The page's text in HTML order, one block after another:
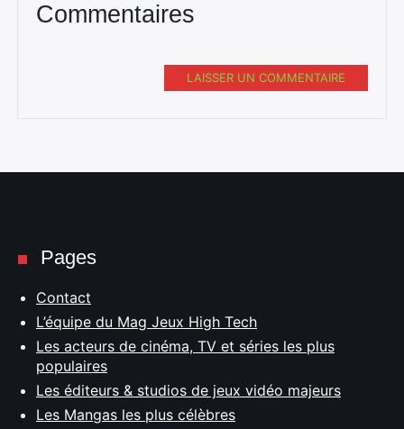
Commentaires
LAISSER UN COMMENTAIRE
Pages
Contact
L’équipe du Mag Jeux High Tech
Les acteurs de cinéma, TV et séries les plus
populaires
Les éditeurs & studios de jeux vidéo majeurs
Les Mangas les plus célèbres